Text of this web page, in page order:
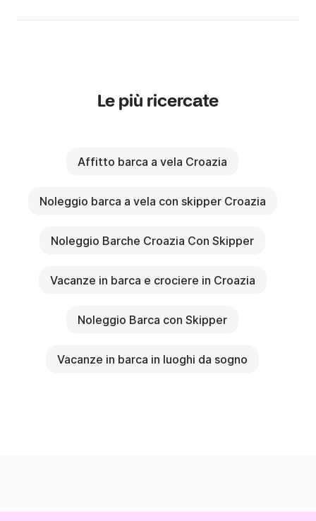
Le più ricercate
Affitto barca a vela Croazia
Noleggio barca a vela con skipper Croazia
Noleggio Barche Croazia Con Skipper
Vacanze in barca e crociere in Croazia
Noleggio Barca con Skipper
Vacanze in barca in luoghi da sogno